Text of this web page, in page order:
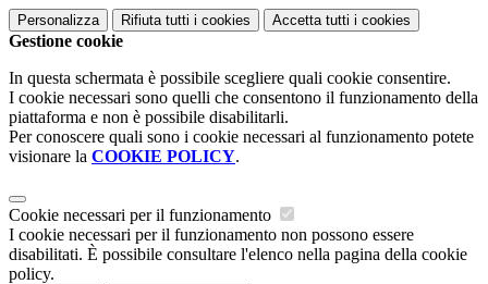
Personalizza Rifiuta tutti i cookies Accetta tutti i cookies
Gestione cookie
In questa schermata è possibile scegliere quali cookie consentire.
I cookie necessari sono quelli che consentono il funzionamento della
piattaforma e non è possibile disabilitarli.
Per conoscere quali sono i cookie necessari al funzionamento potete
visionare la COOKIE POLICY.
Cookie necessari per il funzionamento
I cookie necessari per il funzionamento non possono essere
disabilitati. È possibile consultare l'elenco nella pagina della cookie
policy.